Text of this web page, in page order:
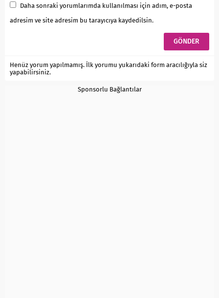
Daha sonraki yorumlarımda kullanılması için adım, e-posta
adresim ve site adresim bu tarayıcıya kaydedilsin.
Henüz yorum yapılmamış. İlk yorumu yukarıdaki form aracılığıyla siz
yapabilirsiniz.
Sponsorlu Bağlantılar